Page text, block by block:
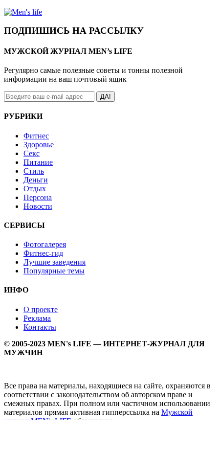
ПОДПИШИСЬ НА РАССЫЛКУ
МУЖСКОЙ ЖУРНАЛ MEN’s LIFE
Регулярно самые полезные советы и тонны полезной
информации на ваш почтовый ящик
ДА!
РУБРИКИ
Фитнес
Здоровье
Секс
Питание
Стиль
Деньги
Отдых
Персона
Новости
СЕРВИСЫ
Фотогалерея
Фитнес-гид
Лучшие заведения
Популярные темы
ИНФО
О проекте
Реклама
Контакты
© 2005-2023 MEN's LIFE — ИНТЕРНЕТ-ЖУРНАЛ ДЛЯ
МУЖЧИН
Все права на материалы, находящиеся на сайте, охраняются в
соответствии с законодательством об авторском праве и
смежных правах. При полном или частичном использовании
материалов прямая активная гипперссылка на Мужской
журнал MEN's LIFE обязательна.